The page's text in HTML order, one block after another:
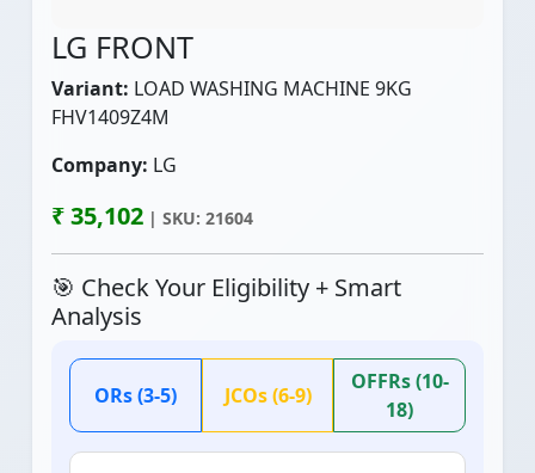
LG FRONT
Variant: LOAD WASHING MACHINE 9KG
FHV1409Z4M
Company: LG
₹ 35,102 | SKU: 21604
🎯 Check Your Eligibility + Smart
Analysis
ORs (3-5) JCOs (6-9)
OFFRs (10-
18)